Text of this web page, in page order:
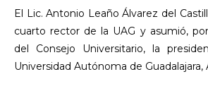
El Lic. Antonio Leaño Álvarez del
cuarto rector de la UAG y asumió,
del Consejo Universitario, la
Universidad Autónoma de Guadalajara,